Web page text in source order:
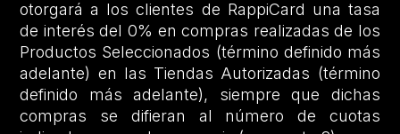
otorgará a los clientes de RappiCard una tasa
de interés del 0% en compras realizadas de los
Productos Seleccionados (término definido más
adelante) en las Tiendas Autorizadas (término
definido más adelante), siempre que dichas
compras se difieran al número de cuotas